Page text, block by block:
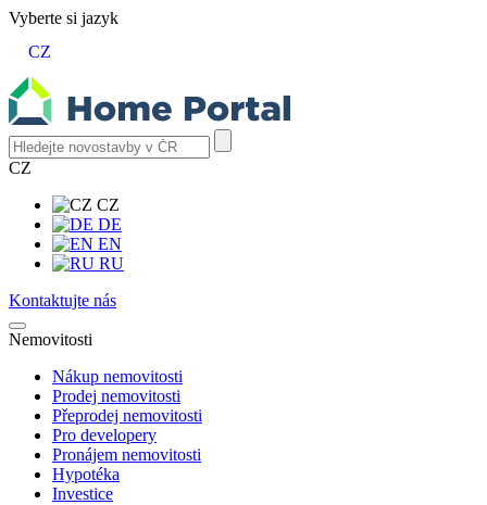
Vyberte si jazyk
CZ
CZ
CZ
DE
EN
RU
Kontaktujte nás
Nemovitosti
Nákup nemovitosti
Prodej nemovitosti
Přeprodej nemovitosti
Pro developery
Pronájem nemovitosti
Hypotéka
Investice